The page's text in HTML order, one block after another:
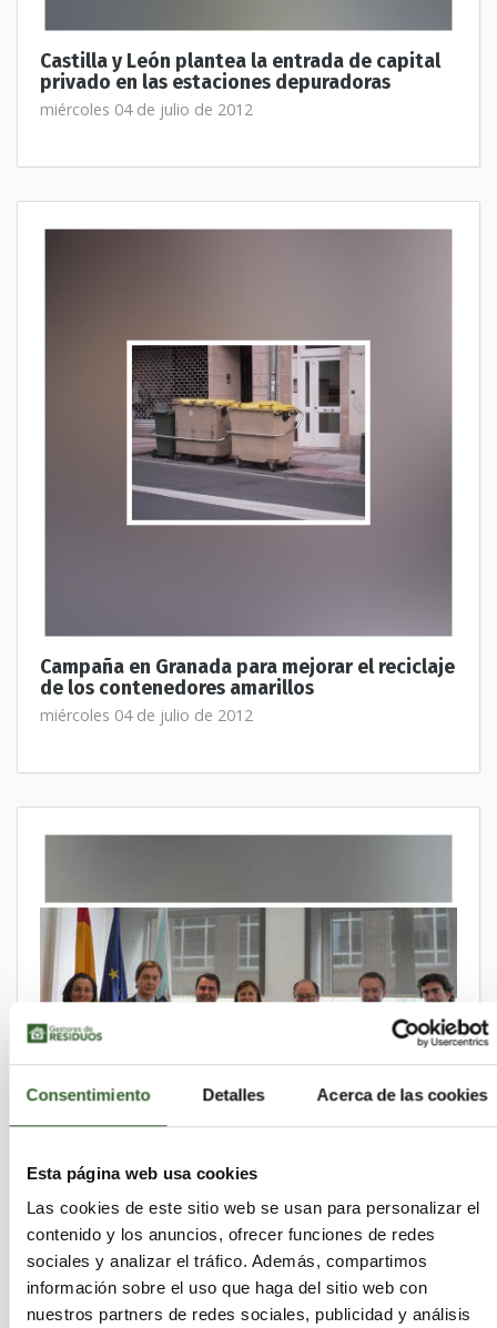
Consentimiento Detalles Acerca de las cookies
Esta página web usa cookies
Las cookies de este sitio web se usan para personalizar el
contenido y los anuncios, ofrecer funciones de redes
sociales y analizar el tráfico. Además, compartimos
información sobre el uso que haga del sitio web con
nuestros partners de redes sociales, publicidad y análisis
Castilla y León plantea la entrada de capital
privado en las estaciones depuradoras
miércoles 04 de julio de 2012
Campaña en Granada para mejorar el reciclaje
de los contenedores amarillos
miércoles 04 de julio de 2012
José Ortiz, Director de Calidad y Medio
Ambiente de la Fundación ECO-RAEE’s, habla
sobre los proyectos del SIG en Bruselas